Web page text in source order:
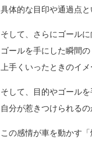
具体的な目印や通過点と
そして、さらにゴールに
ゴールを手にした瞬間の
上手くいったときのイ
そして、目的やゴール
自分が惹きつけられる
この感情が車を動かす「